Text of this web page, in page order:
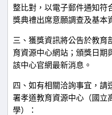
整比對，以電子郵件通知符
獎典禮出席意願調查及基本
三、 獲獎資訊將公告於教育
育資源中心網站；頒獎日期
該中心官網最新消息。
四、 如有相關洽詢事宜，請
署孝道教育資源中心（國立
學）：